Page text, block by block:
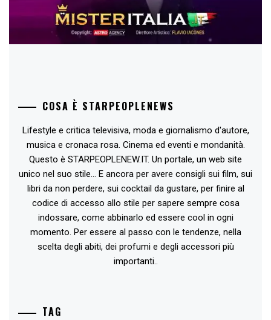
COSA È STARPEOPLENEWS
Lifestyle e critica televisiva, moda e giornalismo d'autore,
musica e cronaca rosa. Cinema ed eventi e mondanità.
Questo è STARPEOPLENEW.IT. Un portale, un web site
unico nel suo stile... E ancora per avere consigli sui film, sui
libri da non perdere, sui cocktail da gustare, per finire al
codice di accesso allo stile per sapere sempre cosa
indossare, come abbinarlo ed essere cool in ogni
momento. Per essere al passo con le tendenze, nella
scelta degli abiti, dei profumi e degli accessori più
importanti..
TAG